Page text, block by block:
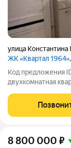
улица Константина
ЖК «Квартал 1964»
Код предложения
двухкомнатная
вариант для тех,
инфраструктурой.
8 800 000 ₽